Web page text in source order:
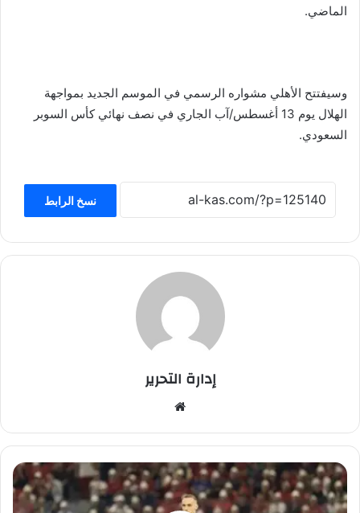
الماضي.
وسيفتتح الأهلي مشواره الرسمي في الموسم الجديد بمواجهة
الهلال يوم 13 أغسطس/آب الجاري في نصف نهائي كأس السوبر
السعودي.
نسخ الرابط
إدارة التحرير
الوي
ب
ا
ل
ش